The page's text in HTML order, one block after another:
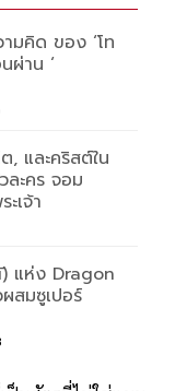
มคิด ของ ‘โท
ผ่าน ‘
, และคริสต์ใน
ะคร จอม
เจ้า
แห่ง Dragon
สมซูเปอร์